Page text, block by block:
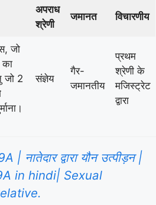
अपराध
श्रेणी
जमानत विचारणीय
जो
जो 2
संज्ञेय
गैर-
जमानतीय
प्रथम
श्रेणी के
मजिस्ट्रेट
द्वारा
| नातेदार द्वारा यौन उत्पीड़न |
in hindi| Sexual